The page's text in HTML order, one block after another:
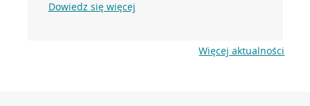
Dowiedz się więcej
Więcej aktualności